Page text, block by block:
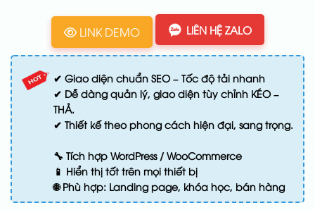
LINK DEMO LIÊN HỆ ZALO
✔ Giao diện chuẩn SEO – Tốc độ tải nhanh
✔ Dễ dàng quản lý, giao diện tùy chỉnh KÉO –
THẢ.
✔ Thiết kế theo phong cách hiện đại, sang trọng.
🔧 Tích hợp WordPress / WooCommerce
📱 Hiển thị tốt trên mọi thiết bị
🌐 Phù hợp: Landing page, khóa học, bán hàng